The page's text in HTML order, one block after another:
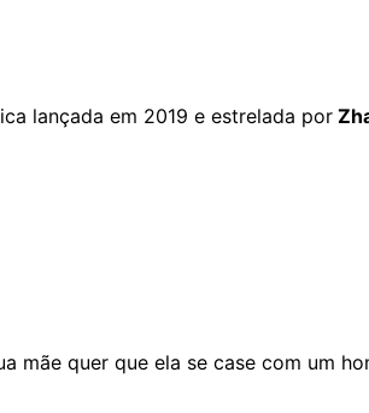
lançada em 2019 e estrelada por
mãe quer que ela se case com um